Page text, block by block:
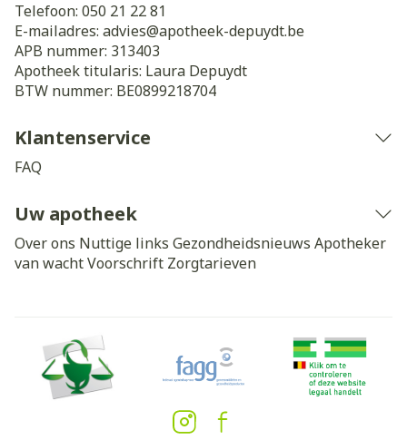
Telefoon: 050 21 22 81
E-mailadres: advies@apotheek-depuydt.be
APB nummer: 313403
Apotheek titularis: Laura Depuydt
BTW nummer: BE0899218704
Klantenservice
FAQ
Uw apotheek
Over ons Nuttige links Gezondheidsnieuws Apotheker
van wachtVoorschrift Zorgtarieven